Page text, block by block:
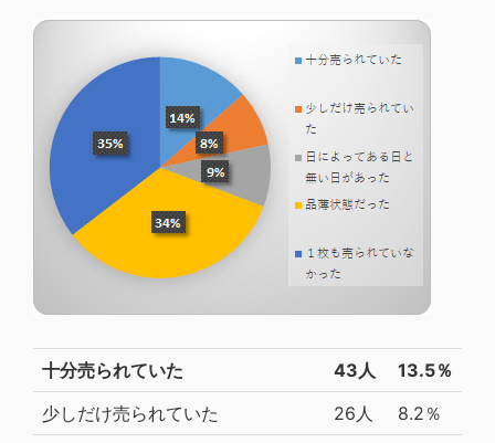
十分売られていた 43人
13.5％
少しだけ売られていた
26人
8.2％